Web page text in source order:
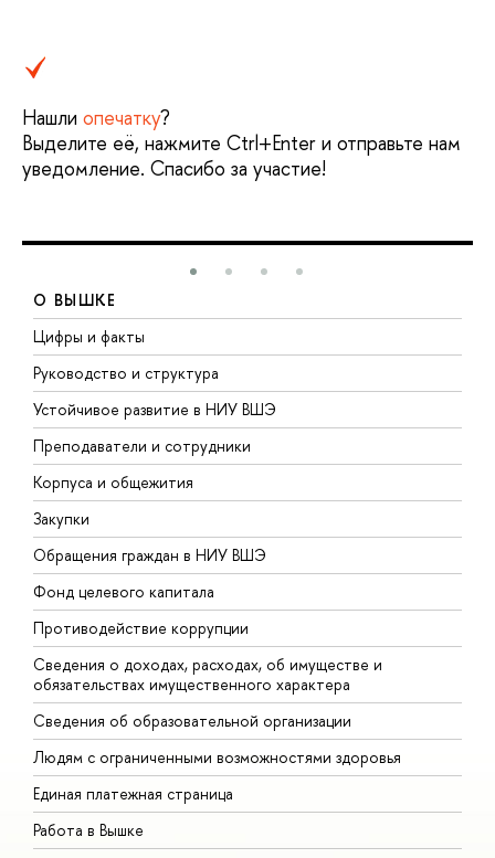
Нашли опечатку?
Выделите её, нажмите Ctrl+Enter и отправьте нам
уведомление. Спасибо за участие!
О ВЫШКЕ
Цифры и факты
Руководство и структура
Устойчивое развитие в НИУ ВШЭ
Преподаватели и сотрудники
Корпуса и общежития
Закупки
Обращения граждан в НИУ ВШЭ
Фонд целевого капитала
Противодействие коррупции
Сведения о доходах, расходах, об имуществе и
обязательствах имущественного характера
Сведения об образовательной организации
Людям с ограниченными возможностями здоровья
Единая платежная страница
Работа в Вышке